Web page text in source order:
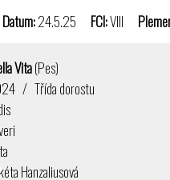
Datum:24.5.25 FCI:VIII
Vita(Pes)
/ Třída dorostu
Hanzaliusová